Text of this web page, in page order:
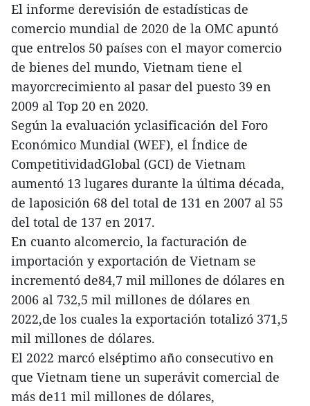
El informe derevisión de estadísticas de
comercio mundial de 2020 de la OMC apuntó
que entrelos 50 países con el mayor comercio
de bienes del mundo, Vietnam tiene el
mayorcrecimiento al pasar del puesto 39 en
2009 al Top 20 en 2020.
Según la evaluación yclasificación del Foro
Económico Mundial (WEF), el Índice de
CompetitividadGlobal (GCI) de Vietnam
aumentó 13 lugares durante la última década,
de laposición 68 del total de 131 en 2007 al 55
del total de 137 en 2017.
En cuanto alcomercio, la facturación de
importación y exportación de Vietnam se
incrementó de84,7 mil millones de dólares en
2006 al 732,5 mil millones de dólares en
2022,de los cuales la exportación totalizó 371,5
mil millones de dólares.
El 2022 marcó elséptimo año consecutivo en
que Vietnam tiene un superávit comercial de
más de11 mil millones de dólares,